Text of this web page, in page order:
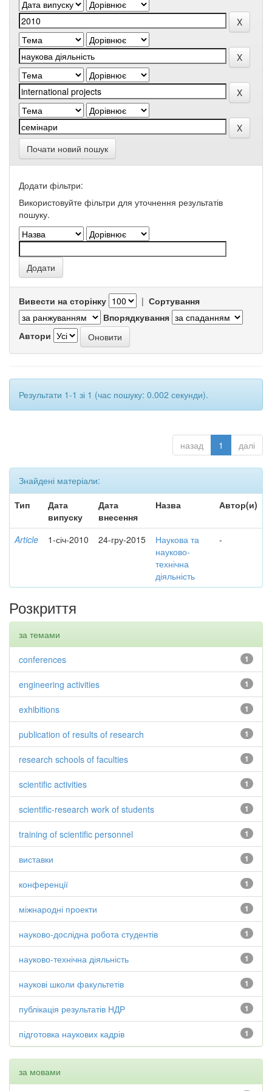
Почати новий пошук
Додати фільтри:
Використовуйте фільтри для уточнення результатів
пошуку.
Вивести на сторінку | Сортування
Впорядкування
Автори
Результати 1-1 зі 1 (час пошуку: 0.002 секунди).
назад 1 далі
Знайдені матеріали:
Тип
Дата
випуску
Дата
внесення
Назва Автор(и)
Article 1-січ-2010 24-гру-2015
Наукова та
науково-
технічна
діяльність
-
Розкриття
за темами
1
conferences
1
engineering activities
1
exhibitions
1
publication of results of research
1
research schools of faculties
1
scientific activities
1
scientific-research work of students
1
training of scientific personnel
1
виставки
1
конференції
1
міжнародні проекти
1
науково-дослідна робота студентів
1
науково-технічна діяльність
1
наукові школи факультетів
1
публікація результатів НДР
1
підготовка наукових кадрів
за мовами